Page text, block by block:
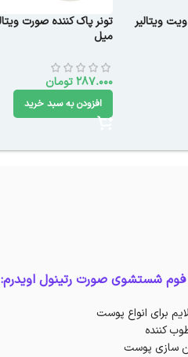
ویتالیر
میل
287.000 تومان
افزودن به سبد خرید
شستشوی صورت رتینول اویدرم:
برای انواع پوست
کننده
‌سازی پوست